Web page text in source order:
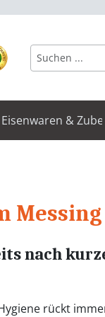
Eisenwaren &
Messing
nach
rückt